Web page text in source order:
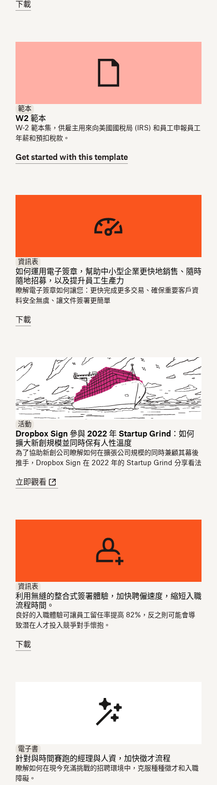
下載
範本
W2 範本
W-2 範本集，供雇主用來向美國國稅局 (IRS) 和員工申報員工
年薪和預扣稅款。
Get started with this template
資訊表
如何運用電子簽章，幫助中小型企業更快地銷售、隨時
隨地招募，以及提升員工生產力
瞭解電子簽章如何讓您：更快完成更多交易、確保重要客戶資
料安全無虞、讓文件簽署更簡單
下載
活動
Dropbox Sign 參與 2022 年 Startup Grind：如何
擴大新創規模並同時保有人性溫度
為了協助新創公司瞭解如何在擴張公司規模的同時兼顧其幕後
推手，Dropbox Sign 在 2022 年的 Startup Grind 分享看法
立即觀看
資訊表
利用無縫的整合式簽署體驗，加快聘僱速度，縮短入職
流程時間。
良好的入職體驗可讓員工留任率提高 82%，反之則可能會導
致潛在人才投入競爭對手懷抱。
下載
電子書
針對與時間賽跑的經理與人資，加快徵才流程
瞭解如何在現今充滿挑戰的招聘環境中，克服種種徵才和入職
障礙。